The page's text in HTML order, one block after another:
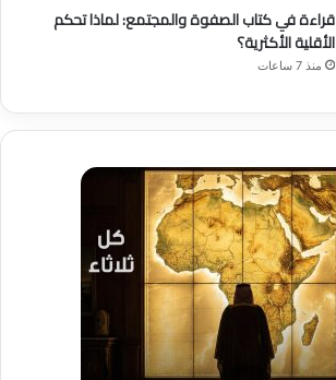
قراءة في كتاب الصفوة والمجتمع: لماذا تحكم
الأقلية الأكثرية؟
منذ 7 ساعات